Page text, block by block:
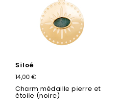
Siloé
14,00 €
Charm médaille pierre et
étoile (noire)